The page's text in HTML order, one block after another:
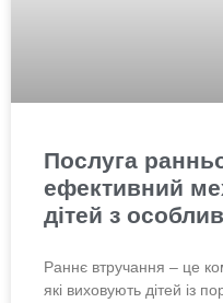
Послуга
ефективний
дітей з
Раннє втручання – це
які виховують дітей із